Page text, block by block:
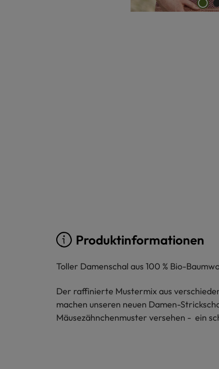
Produktinformationen
Toller Damenschal aus 100 % Bio-
Der raffinierte Mustermix aus
machen unseren neuen Damen-
Mäusezähnchenmuster versehen - ein